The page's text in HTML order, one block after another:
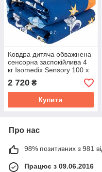
Ковдра дитяча обважнена
сенсорна заспокійлива 4
кг Isomedix Sensory 100 x
конструкція (26897)
2 720 ₴
Купити
Про нас
98% позитивних з 981
Працює з 09.06.2016